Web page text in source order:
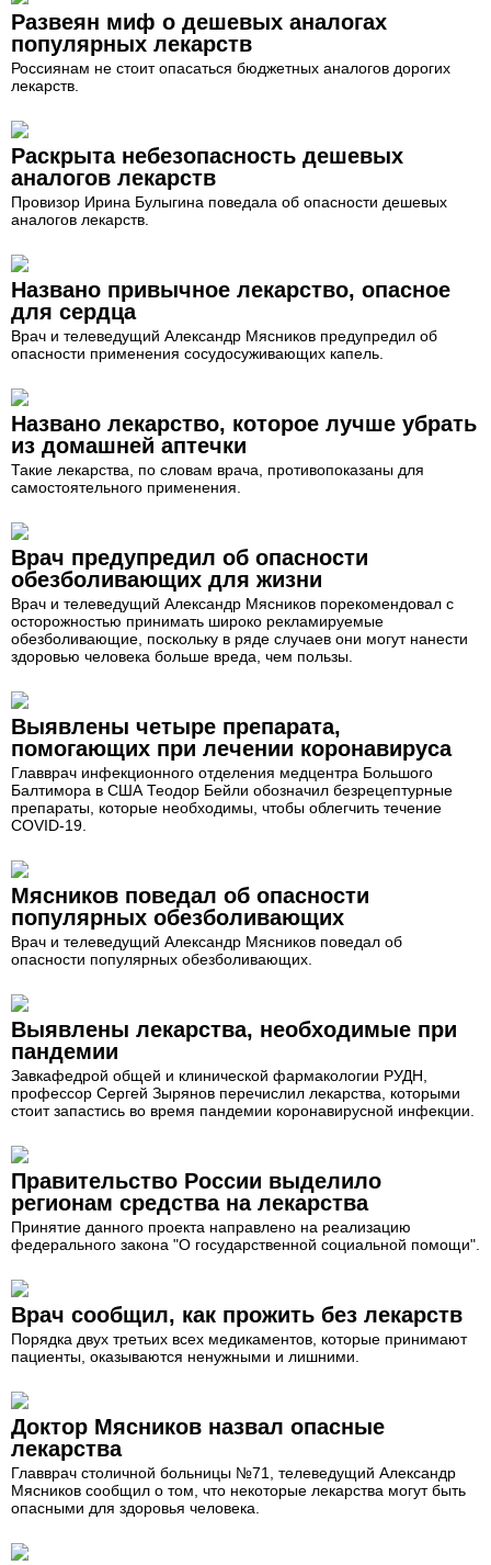
Развеян миф о дешевых аналогах
популярных лекарств
Россиянам не стоит опасаться бюджетных аналогов дорогих
лекарств.
Раскрыта небезопасность дешевых
аналогов лекарств
Провизор Ирина Булыгина поведала об опасности дешевых
аналогов лекарств.
Названо привычное лекарство, опасное
для сердца
Врач и телеведущий Александр Мясников предупредил об
опасности применения сосудосуживающих капель.
Названо лекарство, которое лучше убрать
из домашней аптечки
Такие лекарства, по словам врача, противопоказаны для
самостоятельного применения.
Врач предупредил об опасности
обезболивающих для жизни
Врач и телеведущий Александр Мясников порекомендовал с
осторожностью принимать широко рекламируемые
обезболивающие, поскольку в ряде случаев они могут нанести
здоровью человека больше вреда, чем пользы.
Выявлены четыре препарата,
помогающих при лечении коронавируса
Главврач инфекционного отделения медцентра Большого
Балтимора в США Теодор Бейли обозначил безрецептурные
препараты, которые необходимы, чтобы облегчить течение
COVID-19.
Мясников поведал об опасности
популярных обезболивающих
Врач и телеведущий Александр Мясников поведал об
опасности популярных обезболивающих.
Выявлены лекарства, необходимые при
пандемии
Завкафедрой общей и клинической фармакологии РУДН,
профессор Сергей Зырянов перечислил лекарства, которыми
стоит запастись во время пандемии коронавирусной инфекции.
Правительство России выделило
регионам средства на лекарства
Принятие данного проекта направлено на реализацию
федерального закона "О государственной социальной помощи".
Врач сообщил, как прожить без лекарств
Порядка двух третьих всех медикаментов, которые принимают
пациенты, оказываются ненужными и лишними.
Доктор Мясников назвал опасные
лекарства
Главврач столичной больницы №71, телеведущий Александр
Мясников сообщил о том, что некоторые лекарства могут быть
опасными для здоровья человека.